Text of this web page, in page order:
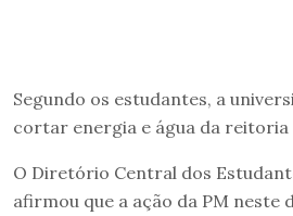
Segundo os estudantes, a
cortar energia e água da reitoria
O Diretório Central dos
afirmou que a ação da PM neste